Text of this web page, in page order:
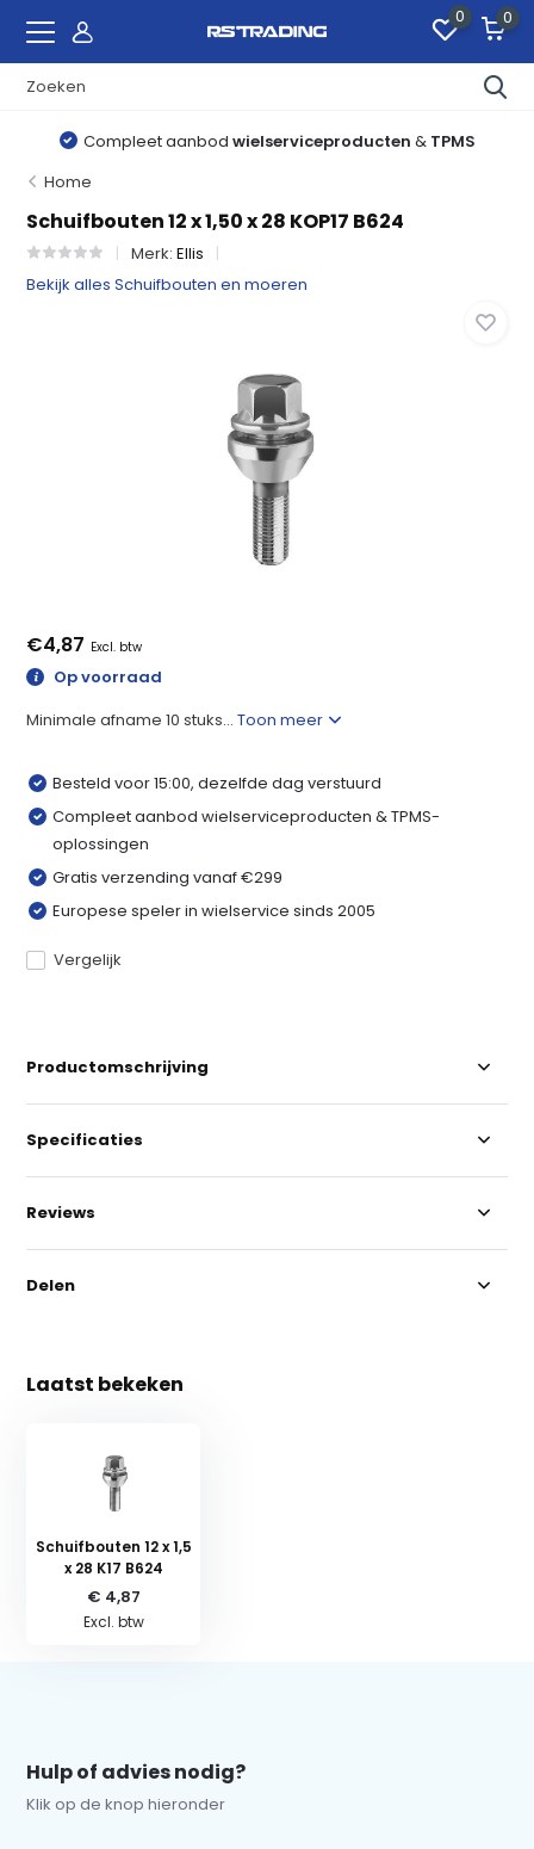
0 0
Compleet aanbod wielserviceproducten & TPMS
Home
Schuifbouten 12 x 1,50 x 28 KOP17 B624
Merk:Ellis
Bekijk alles Schuifbouten en moeren
€4,87 Excl. btw
Op voorraad
Minimale afname 10 stuks...Toon meer
Besteld voor 15:00, dezelfde dag verstuurd
Compleet aanbod wielserviceproducten & TPMS-
oplossingen
Gratis verzending vanaf €299
Europese speler in wielservice sinds 2005
Vergelijk
Productomschrijving
Specificaties
Reviews
Delen
Laatst bekeken
Schuifbouten 12 x 1,5
x 28 K17 B624
€ 4,87
Excl. btw
Hulp of advies nodig?
Klik op de knop hieronder